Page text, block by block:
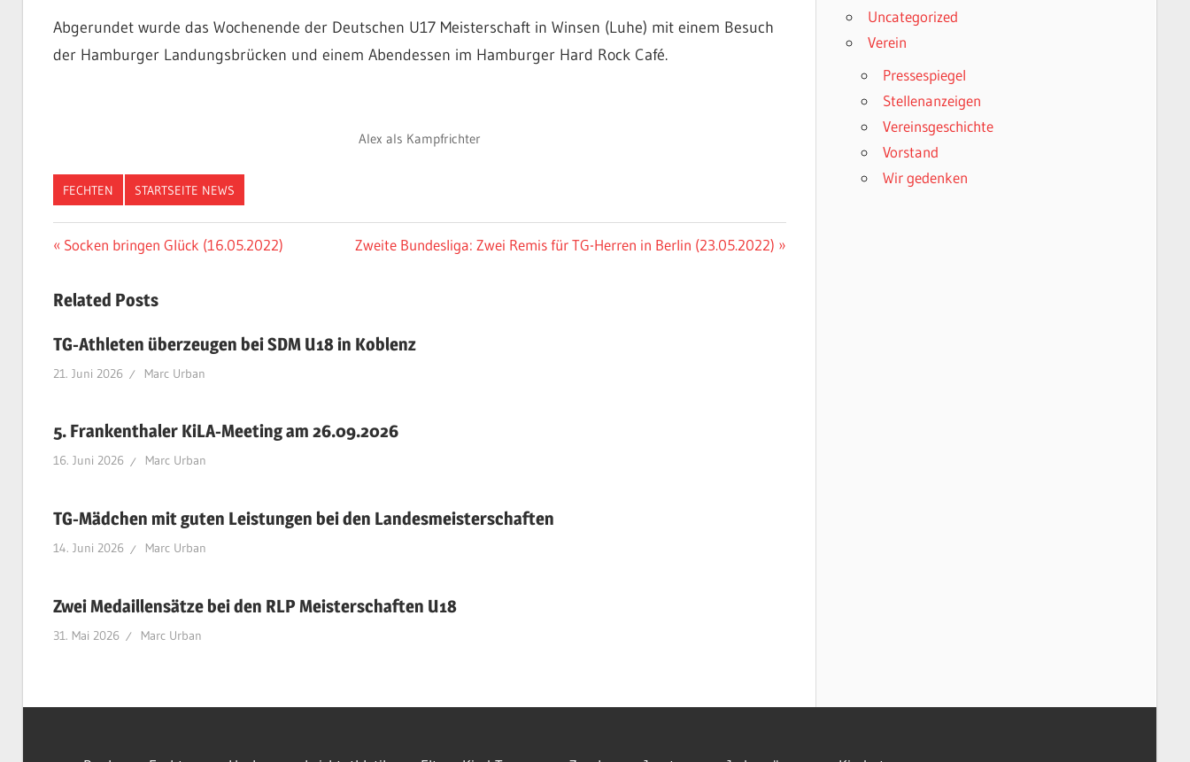
Abgerundet wurde das Wochenende der Deutschen U17 Meisterschaft in Winsen (Luhe) mit einem Besuch
der Hamburger Landungsbrücken und einem Abendessen im Hamburger Hard Rock Café.
Alex als Kampfrichter
FECHTEN STARTSEITE NEWS
Beitragsnavigation
Vorheriger
Socken bringen Glück (16.05.2022)
Nächster
Zweite Bundesliga: Zwei Remis für TG-Herren in Berlin (23.05.2022)
Related Posts
TG-Athleten überzeugen bei SDM U18 in Koblenz
21. Juni 2026 Marc Urban
5. Frankenthaler KiLA-Meeting am 26.09.2026
16. Juni 2026 Marc Urban
TG-Mädchen mit guten Leistungen bei den Landesmeisterschaften
14. Juni 2026 Marc Urban
Zwei Medaillensätze bei den RLP Meisterschaften U18
31. Mai 2026 Marc Urban
Uncategorized
Verein
Pressespiegel
Stellenanzeigen
Vereinsgeschichte
Vorstand
Wir gedenken